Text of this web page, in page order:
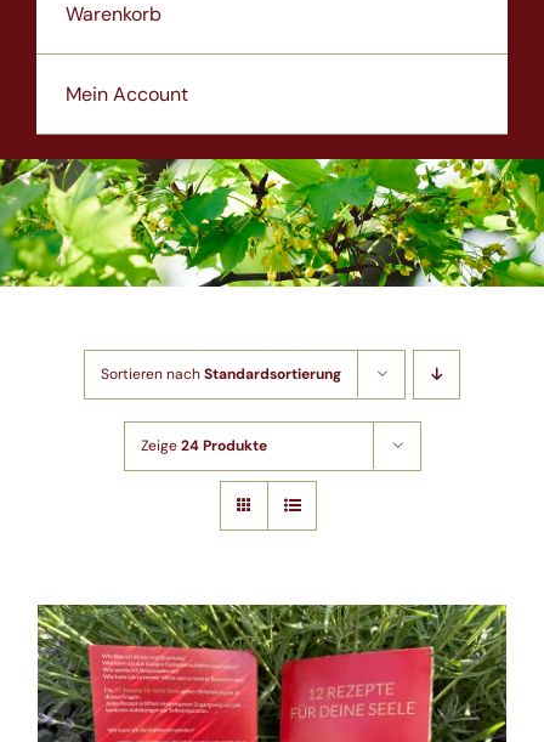
Shop
Warenkorb
Mein Account
Sortieren nachStandardsortierung
Zeige24 Produkte